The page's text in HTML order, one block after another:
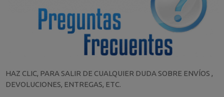
HAZ CLIC, PARA SALIR DE CUALQUIER DUDA SOBRE ENVÍOS ,
DEVOLUCIONES, ENTREGAS, ETC.